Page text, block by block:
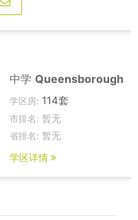
中学 Queensborough
学区房: 114套
市排名: 暂无
省排名: 暂无
学区详情